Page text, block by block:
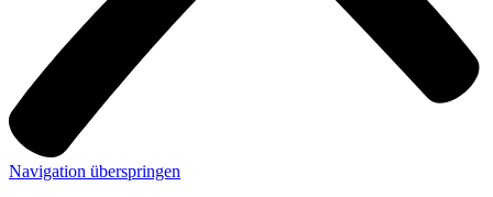
Navigation überspringen